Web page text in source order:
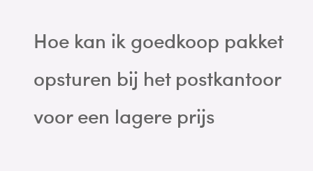
Hoe kan ik goedkoop pakket
opsturen bij het postkantoor
voor een lagere prijs